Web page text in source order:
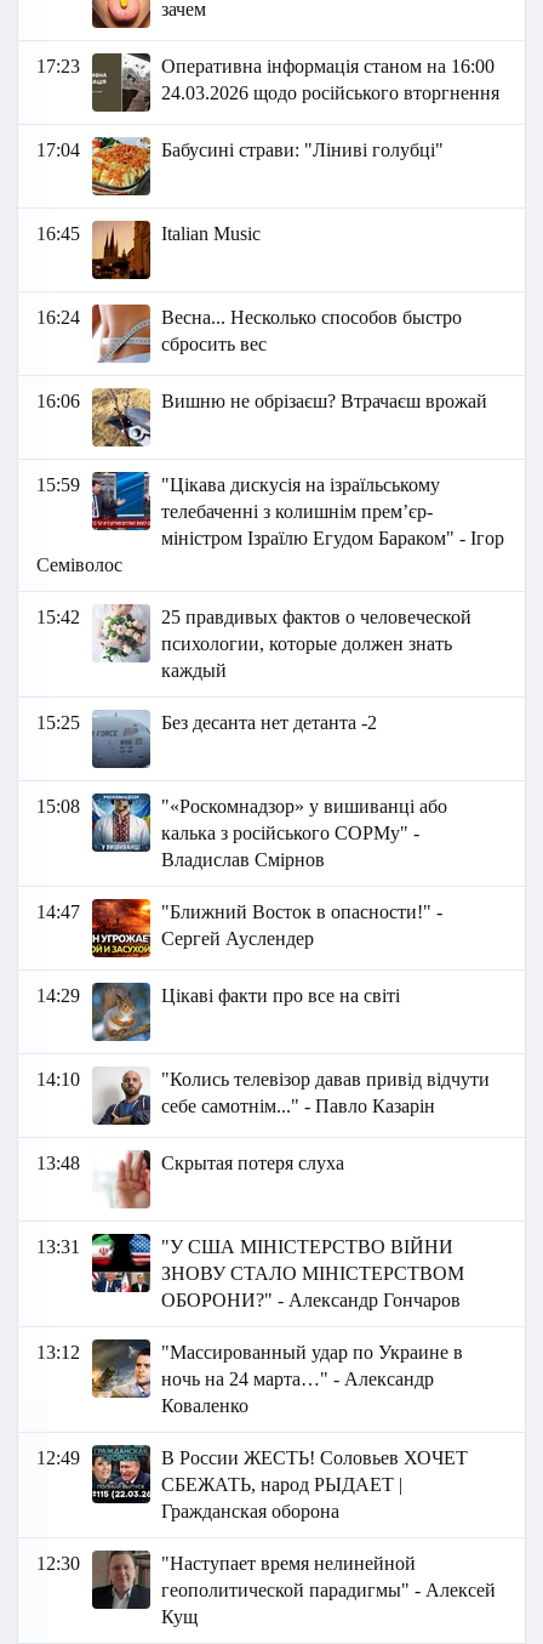
зачем
17:23
Оперативна інформація станом на 16:00
24.03.2026 щодо російського вторгнення
17:04 Бабусині страви: "Ліниві голубці"
16:45 Italian Music
16:24
Весна... Несколько способов быстро
сбросить вес
16:06 Вишню не обрізаєш? Втрачаєш врожай
15:59
"Цікава дискусія на ізраїльському
телебаченні з колишнім прем’єр-
міністром Ізраїлю Егудом Бараком" - Ігор
Семіволос
15:42
25 правдивых фактов о человеческой
психологии, которые должен знать
каждый
15:25 Без десанта нет детанта -2
15:08
"«Роскомнадзор» у вишиванці або
калька з російського СОРМу" -
Владислав Смірнов
14:47
"Ближний Восток в опасности!" -
Сергей Ауслендер
14:29 Цікаві факти про все на світі
14:10
"Колись телевізор давав привід відчути
себе самотнім..." - Павло Казарін
13:48 Скрытая потеря слуха
13:31
"У США МІНІСТЕРСТВО ВІЙНИ
ЗНОВУ СТАЛО МІНІСТЕРСТВОМ
ОБОРОНИ?" - Александр Гончаров
13:12
"Массированный удар по Украине в
ночь на 24 марта…" - Александр
Коваленко
12:49
В России ЖЕСТЬ! Соловьев ХОЧЕТ
СБЕЖАТЬ, народ РЫДАЕТ |
Гражданская оборона
12:30
"Наступает время нелинейной
геополитической парадигмы" - Алексей
Кущ